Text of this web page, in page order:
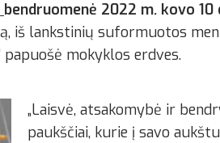
bendruomenė 2022 m. kovo 10
iš lankstinių suformuotos
papuošė mokyklos erdves.
„Laisvė, atsakomybė ir
paukščiai, kurie į savo